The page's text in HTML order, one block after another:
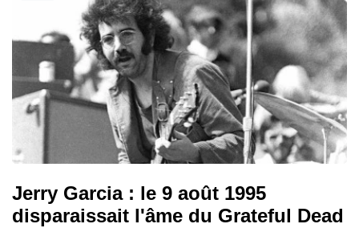
Jerry Garcia : le 9 août 1995
disparaissait l'âme du Grateful Dead